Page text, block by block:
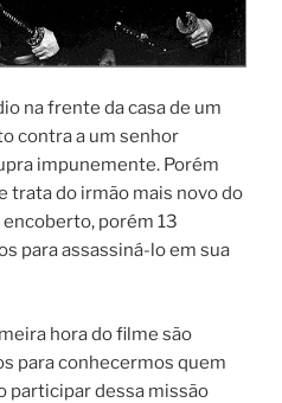
na frente da casa de um
contra a um senhor
impunemente. Porém
trata do irmão mais novo do
porém 13
para assassiná-lo em sua
hora do filme são
para conhecermos quem
participar dessa missão